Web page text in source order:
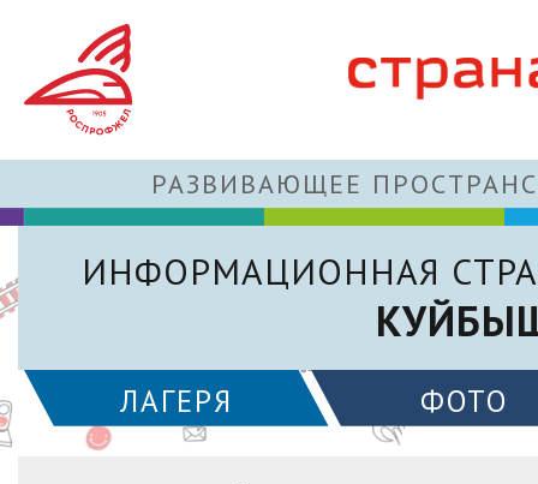
РАЗВИВАЮЩЕЕ
ИНФОРМАЦИОННАЯ
ЛАГЕРЯ ФОТО